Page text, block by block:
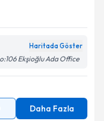
Haritada Göster
Ekşioğlu Ada Office
Daha Fazla